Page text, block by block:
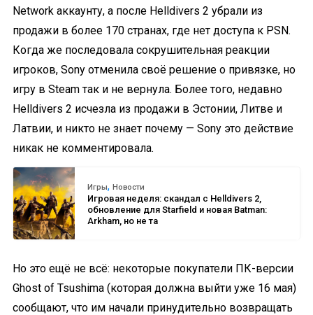
Network аккаунту, а после Helldivers 2 убрали из
продажи в более 170 странах, где нет доступа к PSN.
Когда же последовала сокрушительная реакции
игроков, Sony отменила своё решение о привязке, но
игру в Steam так и не вернула. Более того, недавно
Helldivers 2 исчезла из продажи в Эстонии, Литве и
Латвии, и никто не знает почему — Sony это действие
никак не комментировала.
Игры, Новости
Игровая неделя: скандал с Helldivers 2,
обновление для Starfield и новая Batman:
Arkham, но не та
Но это ещё не всё: некоторые покупатели ПК-версии
Ghost of Tsushima (которая должна выйти уже 16 мая)
сообщают, что им начали принудительно возвращать